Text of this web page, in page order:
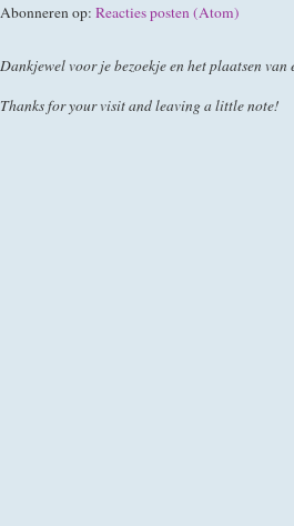
Abonneren op: Reacties posten (Atom)
Dankjewel voor je bezoekje en het plaatsen van
Thanks for your visit and leaving a little note!